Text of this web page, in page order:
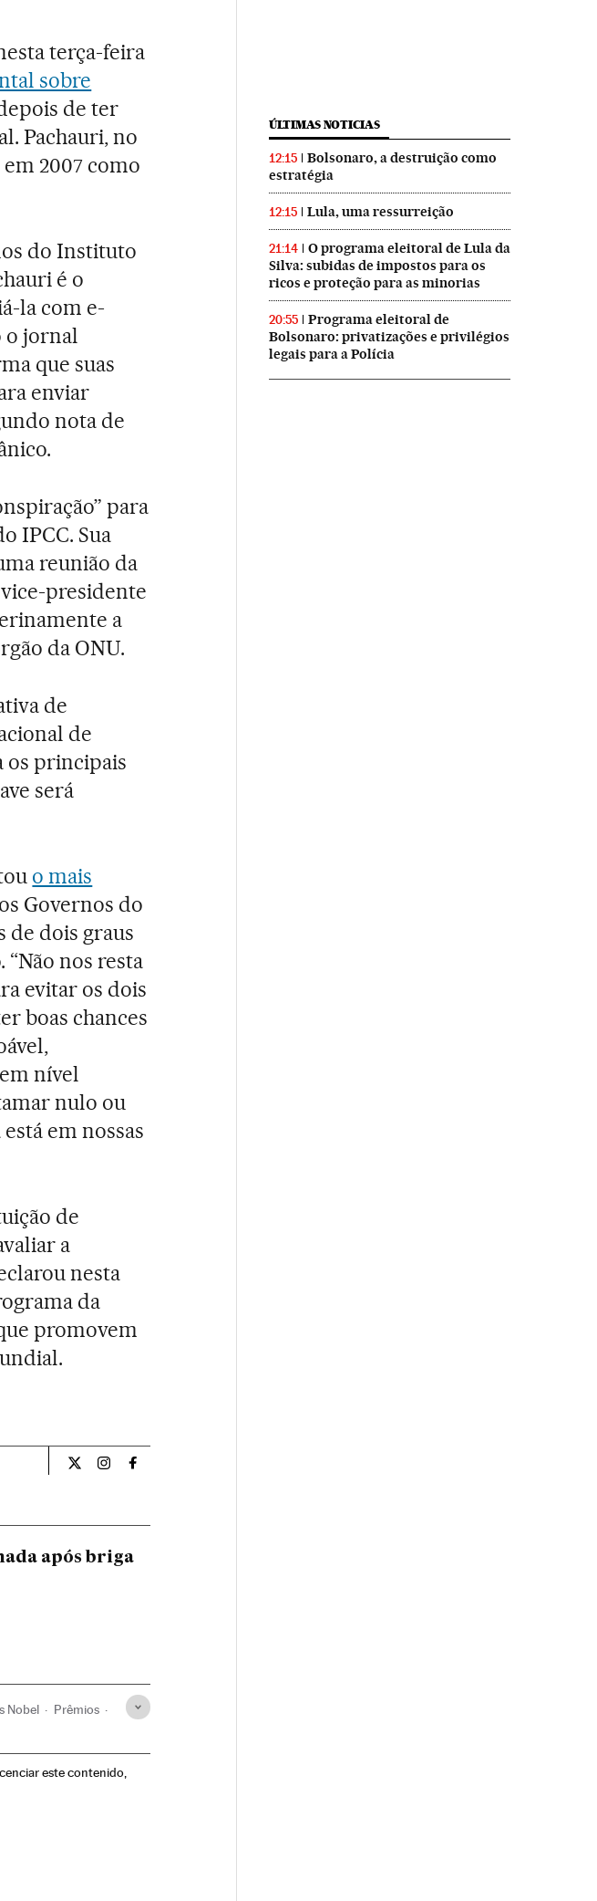
terça-feira
sobre
de ter
Pachauri, no
2007 como
do Instituto
é o
la com e-
o jornal
que suas
enviar
nota de
para
IPCC. Sua
reunião da
presidente
a
da ONU.
de
de
os principais
será
o mais
Governos do
de dois graus
nos resta
evitar os dois
boas chances
nível
nulo ou
em nossas
de
a
nesta
da
promovem
Internacional El País Brasil en Twitter
Internacional El País Brasil en Instagram
Internacional El País Brasil en Facebook
após briga
Nobel Prêmios
este contenido,
ÚLTIMAS NOTICIAS
12:15
Bolsonaro, a destruição como
estratégia
12:15 Lula, uma ressurreição
21:14
O programa eleitoral de Lula da
Silva: subidas de impostos para os
ricos e proteção para as minorias
20:55
Programa eleitoral de
Bolsonaro: privatizações e privilégios
legais para a Polícia